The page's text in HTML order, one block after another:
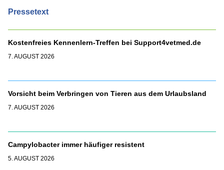
Pressetext
Kostenfreies Kennenlern-Treffen bei Support4vetmed.de
7. AUGUST 2026
Vorsicht beim Verbringen von Tieren aus dem Urlaubsland
7. AUGUST 2026
Campylobacter immer häufiger resistent
5. AUGUST 2026